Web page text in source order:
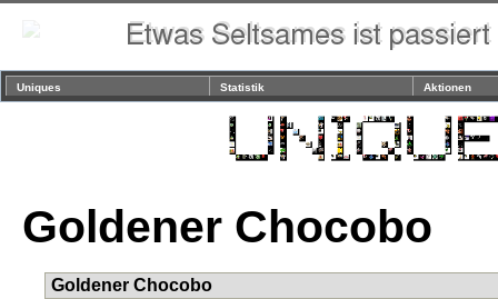
Uniques Statistik Aktionen
Goldener Chocobo
Goldener Chocobo